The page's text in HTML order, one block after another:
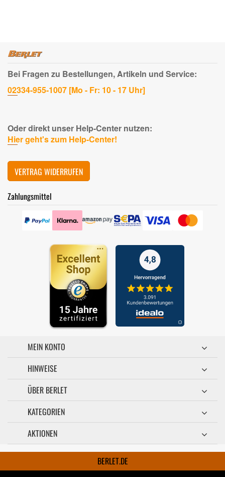
Bei Fragen zu Bestellungen, Artikeln und Service:
02334-955-1007 [Mo - Fr: 10 - 17 Uhr]
Oder direkt unser Help-Center nutzen:
Hier geht's zum Help-Center!
VERTRAG WIDERRUFEN
Zahlungsmittel
MEIN KONTO
HINWEISE
ÜBER BERLET
KATEGORIEN
AKTIONEN
BERLET.DE